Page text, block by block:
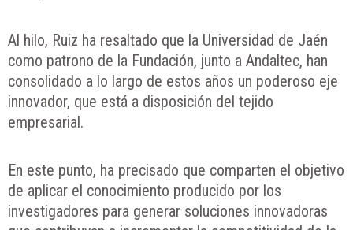
Al hilo, Ruiz ha resaltado que la Universidad de Jaén
como patrono de la Fundación, junto a Andaltec, han
consolidado a lo largo de estos años un poderoso eje
innovador, que está a disposición del tejido
empresarial.
En este punto, ha precisado que comparten el objetivo
de aplicar el conocimiento producido por los
investigadores para generar soluciones innovadoras